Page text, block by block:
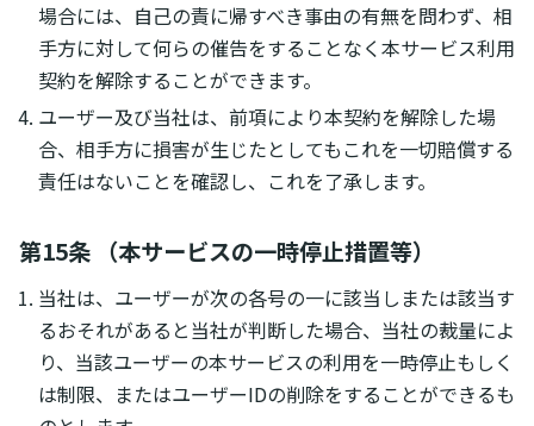
場合には、自己の責に帰すべき事由の有無を問わず、相
手方に対して何らの催告をすることなく本サービス利用
契約を解除することができます。
ユーザー及び当社は、前項により本契約を解除した場
合、相手方に損害が生じたとしてもこれを一切賠償する
責任はないことを確認し、これを了承します。
第15条 （本サービスの一時停止措置等）
当社は、ユーザーが次の各号の一に該当しまたは該当す
るおそれがあると当社が判断した場合、当社の裁量によ
り、当該ユーザーの本サービスの利用を一時停止もしく
は制限、またはユーザーIDの削除をすることができるも